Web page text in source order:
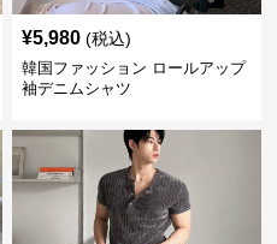
¥5,980 (税込)
韓国ファッション ロールアップ
袖デニムシャツ